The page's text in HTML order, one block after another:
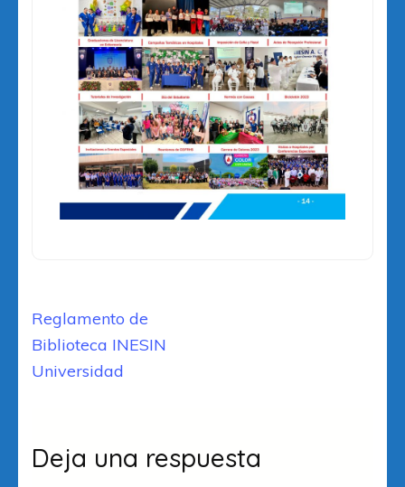
Navegación
de
entradas
Reglamento de
Biblioteca INESIN
Universidad
Deja una respuesta